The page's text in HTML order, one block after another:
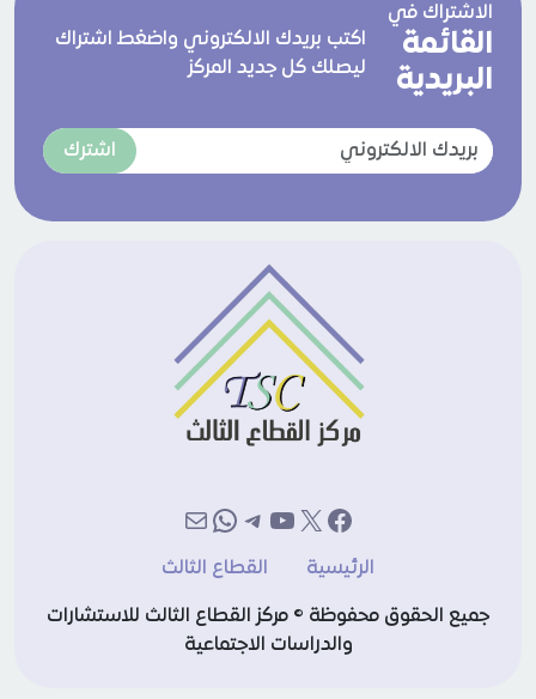
الاشتراك في
القائمة
البريدية
اكتب بريدك الالكتروني واضغط اشتراك
ليصلك كل جديد المركز
اشترك
فيسبوك
إكسيوتيوب
تيليجرام
واتساب
بريد
الرئيسية
القطاع الثالث
جميع الحقوق محفوظة © مركز القطاع الثالث للاستشارات
والدراسات الاجتماعية